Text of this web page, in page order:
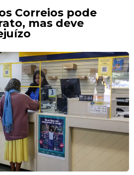
Correios pode
mas deve